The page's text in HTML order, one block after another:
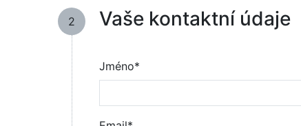
2 Vaše kontaktní údaje
Jméno*